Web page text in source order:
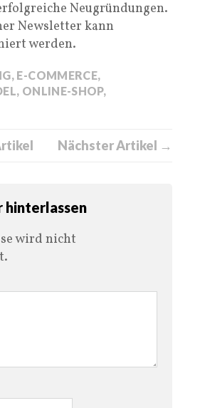
Neugründungen.
Newsletter kann
werden.
, E-COMMERCE,
, ONLINE-SHOP,
Nächster Artikel →
hinterlassen
wird nicht